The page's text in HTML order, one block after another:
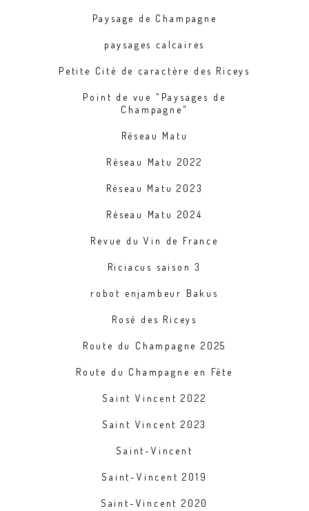
Paysage de Champagne
paysages calcaires
Petite Cité de caractère des Riceys
Point de vue "Paysages de
Champagne"
Réseau Matu
Réseau Matu 2022
Réseau Matu 2023
Réseau Matu 2024
Revue du Vin de France
Riciacus saison 3
robot enjambeur Bakus
Rosé des Riceys
Route du Champagne 2025
Route du Champagne en Fête
Saint Vincent 2022
Saint Vincent 2023
Saint-Vincent
Saint-Vincent 2019
Saint-Vincent 2020